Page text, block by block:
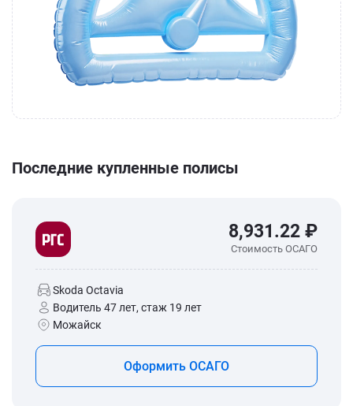
Последние купленные полисы
8,931.22 ₽
Стоимость ОСАГО
Skoda Octavia
Водитель 47 лет, стаж 19 лет
Можайск
Оформить ОСАГО